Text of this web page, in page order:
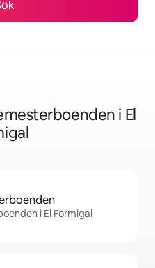
i El
i El Formigal